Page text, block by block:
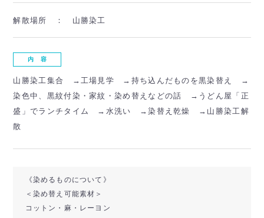
解散場所 ： 山勝染工
内 容
山勝染工集合 →工場見学 →持ち込んだものを黒染替え →
染色中、黒紋付染・家紋・染め替えなどの話 →うどん屋「正
盛」でランチタイム →水洗い →染替え乾燥 →山勝染工解
散
《染めるものについて》
＜染め替え可能素材＞
コットン・麻・レーヨン